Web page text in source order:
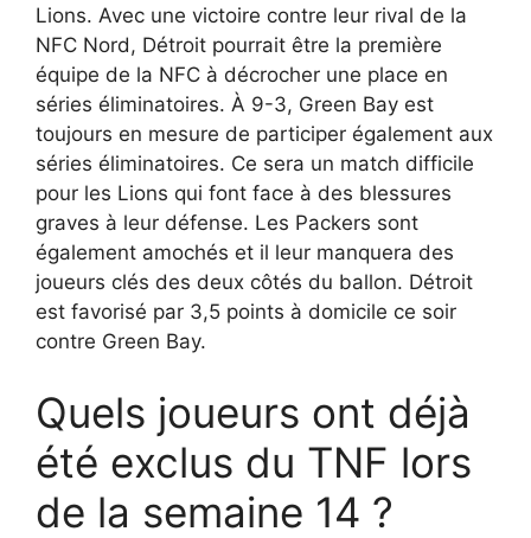
Lions. Avec une victoire contre leur rival de la
NFC Nord, Détroit pourrait être la première
équipe de la NFC à décrocher une place en
séries éliminatoires. À 9-3, Green Bay est
toujours en mesure de participer également aux
séries éliminatoires. Ce sera un match difficile
pour les Lions qui font face à des blessures
graves à leur défense. Les Packers sont
également amochés et il leur manquera des
joueurs clés des deux côtés du ballon. Détroit
est favorisé par 3,5 points à domicile ce soir
contre Green Bay.
Quels joueurs ont déjà
été exclus du TNF lors
de la semaine 14 ?